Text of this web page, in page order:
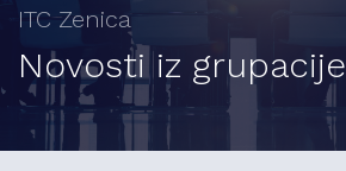
ITC Zenica
Novosti iz grupacije